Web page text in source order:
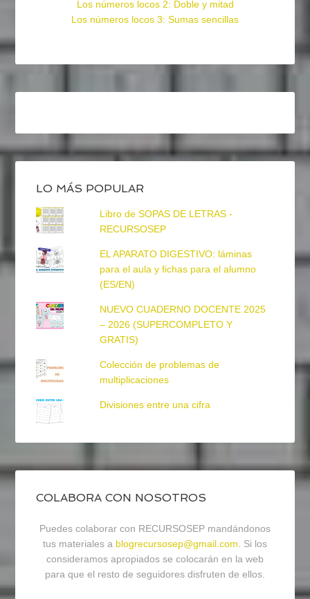
Los números locos 2: Doble y mitad
Los números locos 3: Sumas sencillas
LO MÁS POPULAR
Libro de SOPAS DE LETRAS -
RECURSOSEP
EL APARATO DIGESTIVO: láminas
para el aula y fichas para el alumno
(ES/EN)
NUEVO CUADERNO DOCENTE 2025
– 2026 (SUPERCOMPLETO Y
GRATIS)
Colección de problemas de
multiplicaciones
Divisiones entre una cifra
COLABORA CON NOSOTROS
Puedes colaborar con RECURSOSEP mandándonos
tus materiales a blogrecursosep@gmail.com. Si los
consideramos apropiados se colocarán en la web
para que el resto de seguidores disfruten de ellos.